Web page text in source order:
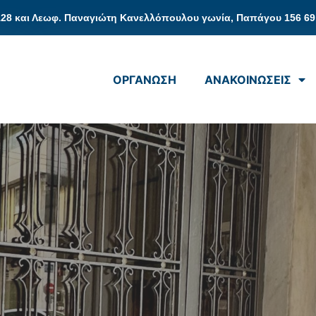
και Λεωφ. Παναγιώτη Κανελλόπουλου γωνία, Παπάγου 156
ΟΡΓΑΝΩΣΗ ΑΝΑΚΟΙΝΩΣΕΙΣ